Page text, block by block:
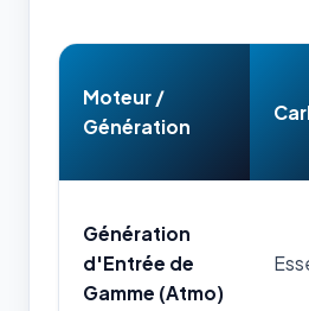
Moteur /
Génération
Génération
d'Entrée de
Gamme (Atmo)